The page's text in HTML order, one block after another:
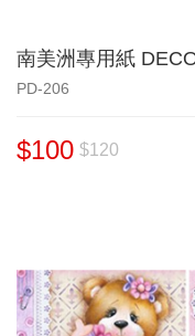
南美洲專用紙
PD-206
$100 $120